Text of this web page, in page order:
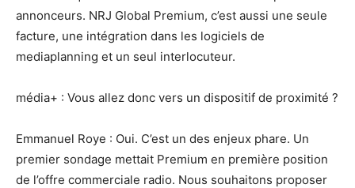
annonceurs. NRJ Global Premium, c’est aussi une seule
facture, une intégration dans les logiciels de
mediaplanning et un seul interlocuteur.
média+ : Vous allez donc vers un dispositif de proximité ?
Emmanuel Roye : Oui. C’est un des enjeux phare. Un
premier sondage mettait Premium en première position
de l’offre commerciale radio. Nous souhaitons proposer